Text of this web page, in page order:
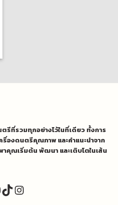
ที่รวมทุกอย่างไว้ในที่เดียว ทั้งการ
องดนตรีคุณภาพ และคำแนะนำจาก
คุณเริ่มต้น พัฒนา และเติบโตในเส้น
TikTok
Instagram